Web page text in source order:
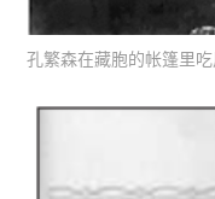
孔繁森在藏胞的帐篷里